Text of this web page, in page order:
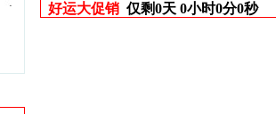
好运大促销 仅剩0天 0小时0分0秒